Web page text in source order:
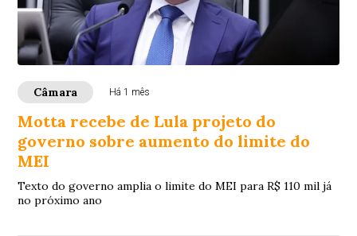
Câmara Há 1 mês
Motta recebe de Lula projeto do
governo sobre aumento do limite do
MEI
Texto do governo amplia o limite do MEI para R$ 110 mil já
no próximo ano